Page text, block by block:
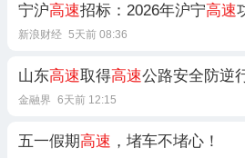
宁沪高速招标：2026年沪宁高速
新浪财经 5天前 08:36
山东高速取得高速公路安全防逆
金融界 6天前 12:15
五一假期高速 ，堵车不堵心！